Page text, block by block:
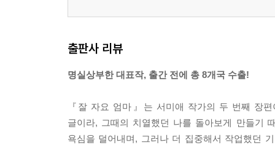
출판사 리뷰
명실상부한 대표작, 출간 전에 총 8개국 수출!
『잘 자요 엄마』는 서미애 작가의 두 번째 장
글이라, 그때의 치열했던 나를 돌아보게 만들기
욕심을 덜어내며, 그러나 더 집중해서 작업했던